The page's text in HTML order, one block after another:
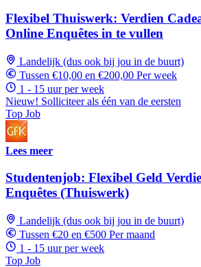
Flexibel Thuiswerk: Verdien
Online Enquêtes in te vullen
Landelijk (dus ook bij jou in de buurt)
Tussen €10,00 en €200,00 Per week
1 - 15 uur per week
Nieuw! Solliciteer als één van de eersten
Top Job
Lees meer
Studentenjob: Flexibel Geld
Enquêtes (Thuiswerk)
Landelijk (dus ook bij jou in de buurt)
Tussen €20 en €500 Per maand
1 - 15 uur per week
Top Job